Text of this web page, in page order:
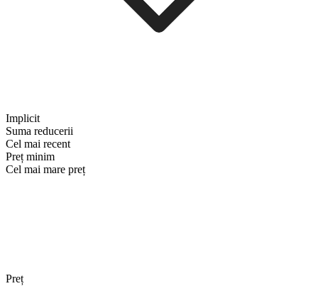
Implicit
Suma reducerii
Cel mai recent
Preț minim
Cel mai mare preț
Preț